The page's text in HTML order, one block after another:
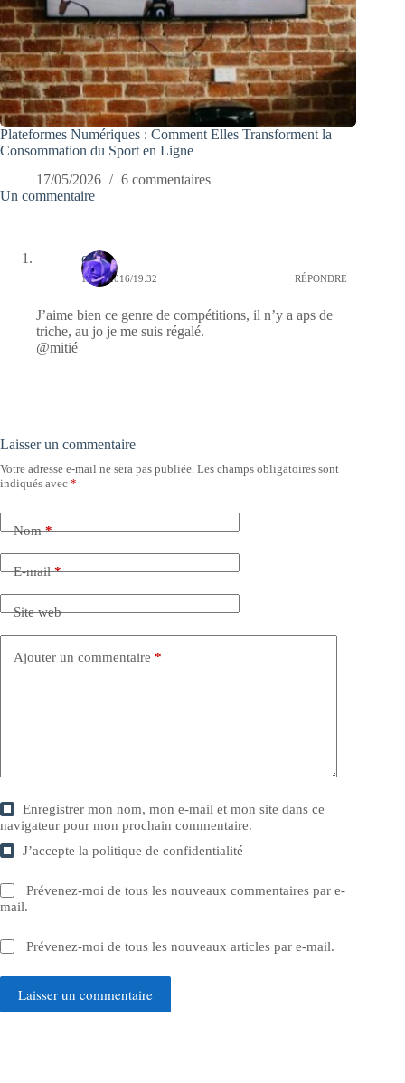
Plateformes Numériques : Comment Elles Transforment la
Consommation du Sport en Ligne
17/05/2026
6 commentaires
Un commentaire
covix
18/10/2016/19:32 RÉPONDRE
J’aime bien ce genre de compétitions, il n’y a aps de
triche, au jo je me suis régalé.
@mitié
Laisser un commentaire
Votre adresse e-mail ne sera pas publiée. Les champs obligatoires sont
indiqués avec *
Nom*
E-mail*
Site web
Ajouter un commentaire *
Enregistrer mon nom, mon e-mail et mon site dans ce
navigateur pour mon prochain commentaire.
J’accepte lapolitique de confidentialité
Prévenez-moi de tous les nouveaux commentaires par e-
mail.
Prévenez-moi de tous les nouveaux articles par e-mail.
Laisser un commentaire